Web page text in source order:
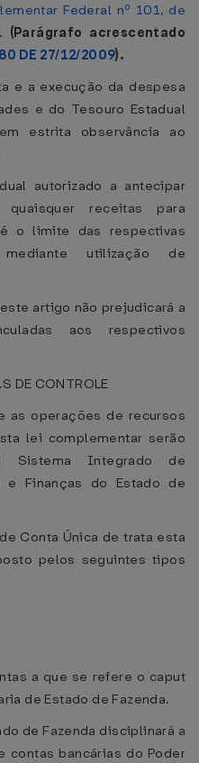
Federal nº 101, de
(Parágrafo acrescentado
DE 27/12/2009).
e a execução da despesa
e do Tesouro Estadual
estrita observância ao
autorizado a antecipar
receitas para
o limite das respectivas
mediante utilização de
artigo não prejudicará a
aos respectivos
DE CONTROLE
as operações de recursos
lei complementar serão
Sistema Integrado de
e Finanças do Estado de
Conta Única de trata esta
pelos seguintes tipos
a que se refere o caput
de Estado de Fazenda.
de Fazenda disciplinará a
contas bancárias do Poder